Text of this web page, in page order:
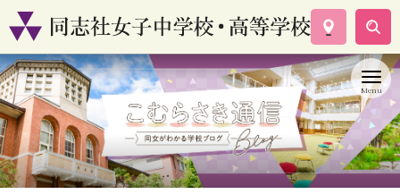
学校案内
コース紹介
学校生活
入試情報
資料請求